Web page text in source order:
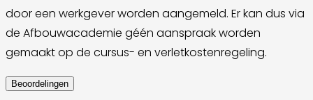
door een werkgever worden aangemeld. Er kan dus via
de Afbouwacademie géén aanspraak worden
gemaakt op de cursus- en verletkostenregeling.
Beoordelingen